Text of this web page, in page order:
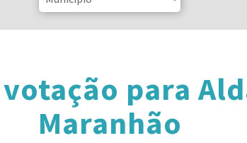
para
Maranhão